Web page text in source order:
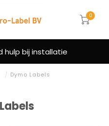
0
hulp bij installatie
/ Dymo Labels